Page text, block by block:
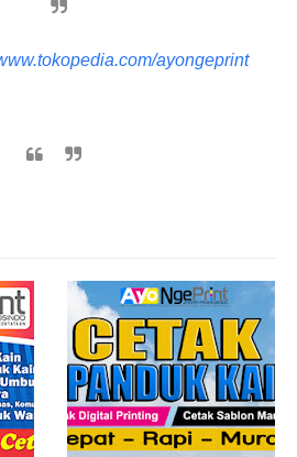
ayongeprint